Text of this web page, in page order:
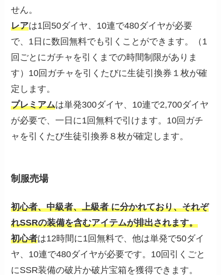
せん。
レアは1回50ダイヤ、10連で480ダイヤが必要
で、1日に数回無料でも引くことができます。（1
回ごとにガチャを引くまでの時間制限がありま
す）10回ガチャを引くたびに生徒引換券１枚が確
定します。
プレミアムは単発300ダイヤ、10連で2,700ダイヤ
が必要で、一日に1回無料で引けます。10回ガチ
ャを引くたび生徒引換券８枚が確定します。
制服売場
初心者、中級者、上級者に分かれており、それぞ
れSSRの装備を含むアイテムが排出されます。
初心者は12時間に1回無料で、他は単発で50ダイ
ヤ、10連で480ダイヤが必要です。10回引くごと
にSSR装備の破片か破片宝箱を獲得できます。